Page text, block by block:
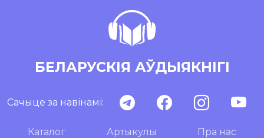
БЕЛАРУСКІЯ АЎДЫЯКНІГІ
Сачыце за навінамі:
Каталог Артыкулы Пра нас